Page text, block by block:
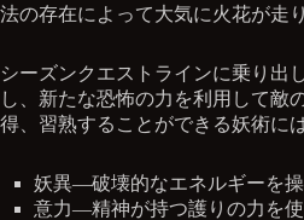
法の存在によって大気に火花が走
シーズンクエストラインに乗り出
し、新たな恐怖の力を利用して敵
得、習熟することができる妖術に
妖異—破壊的なエネルギーを操
意力—精神が持つ護りの力を